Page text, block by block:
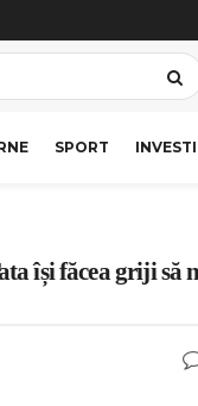
SPORT
își făcea griji să